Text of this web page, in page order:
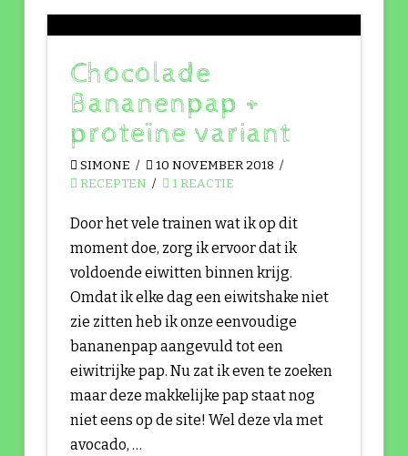
Chocolade
Bananenpap +
proteïne variant
SIMONE
10 NOVEMBER 2018
RECEPTEN
1 REACTIE
Door het vele trainen wat ik op dit
moment doe, zorg ik ervoor dat ik
voldoende eiwitten binnen krijg.
Omdat ik elke dag een eiwitshake niet
zie zitten heb ik onze eenvoudige
bananenpap aangevuld tot een
eiwitrijke pap. Nu zat ik even te zoeken
maar deze makkelijke pap staat nog
niet eens op de site! Wel deze vla met
avocado, …